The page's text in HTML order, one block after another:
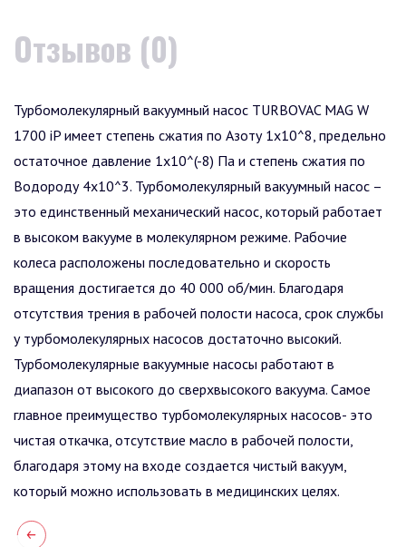
Отзывов (0)
Турбомолекулярный вакуумный насос TURBOVAC MAG W
1700 iP имеет степень сжатия по Азоту 1x10^8, предельно
остаточное давление 1x10^(-8) Па и степень сжатия по
Водороду 4x10^3. Турбомолекулярный вакуумный насос –
это единственный механический насос, который работает
в высоком вакууме в молекулярном режиме. Рабочие
колеса расположены последовательно и скорость
вращения достигается до 40 000 об/мин. Благодаря
отсутствия трения в рабочей полости насоса, срок службы
у турбомолекулярных насосов достаточно высокий.
Турбомолекулярные вакуумные насосы работают в
диапазон от высокого до сверхвысокого вакуума. Самое
главное преимущество турбомолекулярных насосов- это
чистая откачка, отсутствие масло в рабочей полости,
благодаря этому на входе создается чистый вакуум,
который можно использовать в медицинских целях.